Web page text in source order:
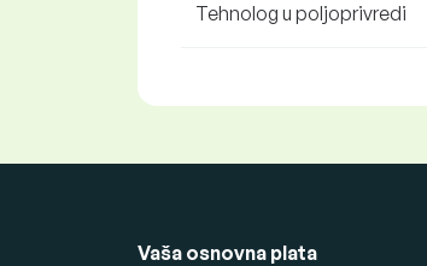
Tehnolog u poljoprivredi
Vaša osnovna plata